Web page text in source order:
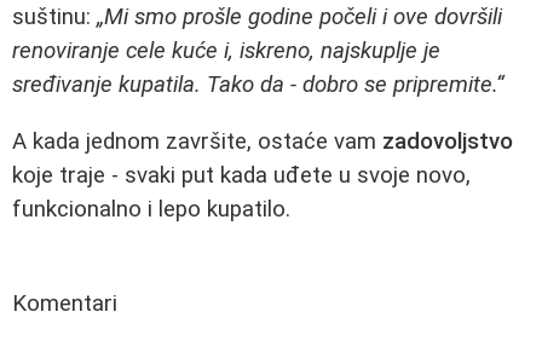
suštinu: „Mi smo prošle godine počeli i ove dovršili
renoviranje cele kuće i, iskreno, najskuplje je
sređivanje kupatila. Tako da - dobro se pripremite.“
A kada jednom završite, ostaće vam zadovoljstvo
koje traje - svaki put kada uđete u svoje novo,
funkcionalno i lepo kupatilo.
Komentari